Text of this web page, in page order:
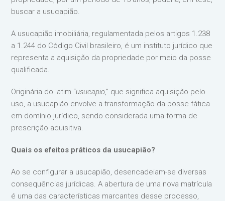
buscar a usucapião.
A usucapião imobiliária, regulamentada pelos artigos 1.238
a 1.244 do Código Civil brasileiro, é um instituto jurídico que
representa a aquisição da propriedade por meio da posse
qualificada.
Originária do latim “usucapio,” que significa aquisição pelo
uso, a usucapião envolve a transformação da posse fática
em domínio jurídico, sendo considerada uma forma de
prescrição aquisitiva.
Quais os efeitos práticos da usucapião?
Ao se configurar a usucapião, desencadeiam-se diversas
consequências jurídicas. A abertura de uma nova matrícula
é uma das características marcantes desse processo,